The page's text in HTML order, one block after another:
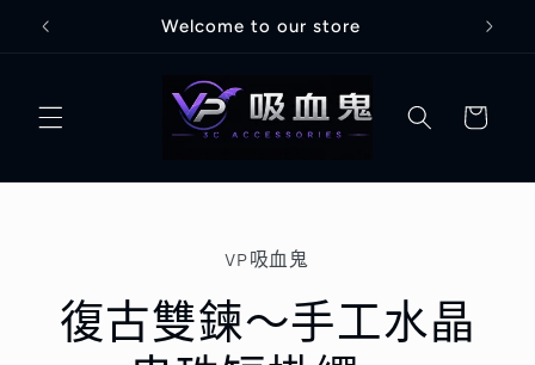
跳至內
容
Welcome to our store
物
VP吸血鬼
復古雙鍊～手工水晶